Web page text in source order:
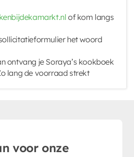
of kom langs
het woord
ontvang je Soraya’s kookboek
lang de voorraad strekt
voor onze